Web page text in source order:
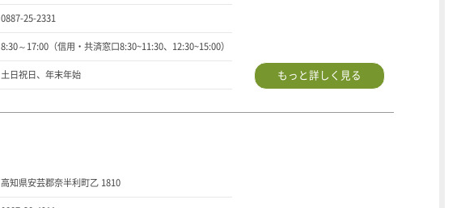
0887-25-2331
8:30～17:00（信用・共済窓口8:30~11:30、12:30~15:00）
土日祝日、年末年始 もっと詳しく見る
高知県安芸郡奈半利町乙 1810